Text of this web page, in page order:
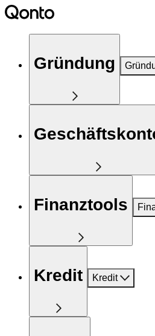
Gründung
Finanztools
Kredit Kredit